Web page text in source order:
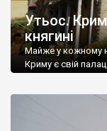
Утьос.
княгині
Майже у кожному
Криму є свій